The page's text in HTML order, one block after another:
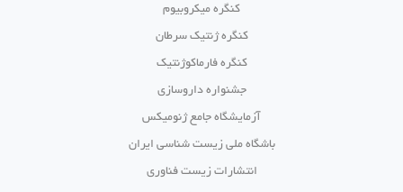
کنگره میکروبیوم
کنگره ژنتیک سرطان
کنگره فارماکوژنتیک
جشنواره داروسازی
آزمایشگاه جامع ژنومیکس
باشگاه ملی زیست شناسی ایران
انتشارات زیست فناوری